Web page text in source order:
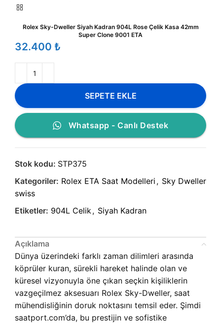
Rolex Sky-Dweller Siyah Kadran 904L Rose Çelik Kasa 42mm
Super Clone 9001 ETA
₺
SEPETE EKLE
Whatsapp - Canlı Destek
Stok kodu: STP375
Kategoriler: Rolex ETA Saat Modelleri , Sky Dweller
swiss
Etiketler: 904L Celik, Siyah Kadran
Açıklama
Dünya üzerindeki farklı zaman dilimleri arasında
köprüler kuran, sürekli hareket halinde olan ve
küresel vizyonuyla öne çıkan seçkin kişiliklerin
vazgeçilmez aksesuarı Rolex Sky-Dweller, saat
mühendisliğinin doruk noktasını temsil eder. Şimdi
saatport.com’da, bu prestijin ve sofistike